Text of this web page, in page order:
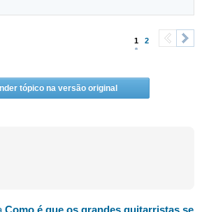
1 2
tópico na versão original
Como é que os grandes guitarristas se